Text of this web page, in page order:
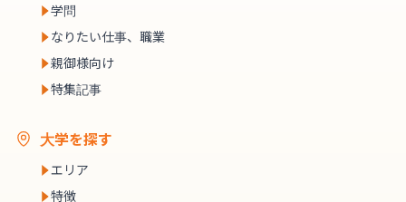
学問
なりたい仕事、職業
親御様向け
特集記事
大学を探す
エリア
特徴